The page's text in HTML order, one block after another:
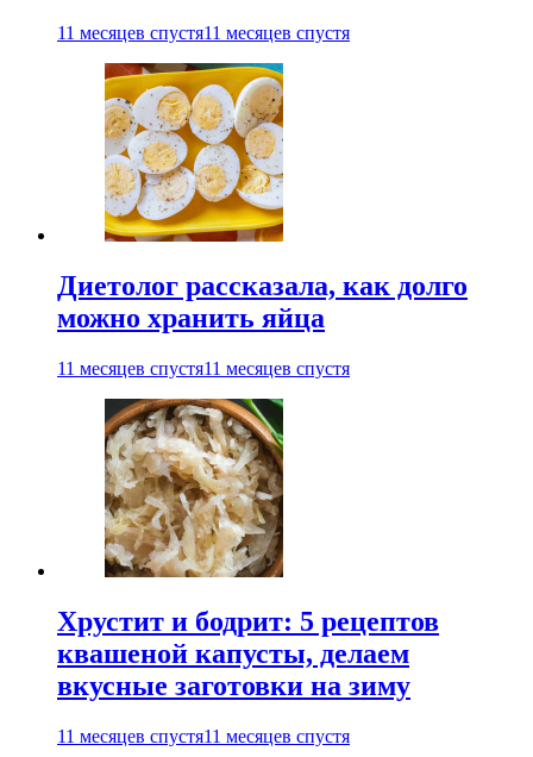
11 месяцев спустя11 месяцев спустя
Диетолог рассказала, как долго
можно хранить яйца
11 месяцев спустя11 месяцев спустя
Хрустит и бодрит: 5 рецептов
квашеной капусты, делаем
вкусные заготовки на зиму
11 месяцев спустя11 месяцев спустя